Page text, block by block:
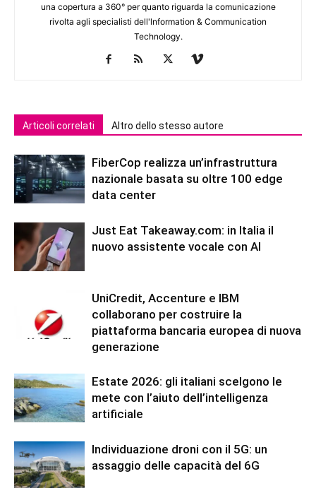
una copertura a 360° per quanto riguarda la comunicazione
rivolta agli specialisti dell'lnformation & Communication
Technology.
Articoli correlati Altro dello stesso autore
FiberCop realizza un’infrastruttura
nazionale basata su oltre 100 edge
data center
Just Eat Takeaway.com: in Italia il
nuovo assistente vocale con AI
UniCredit, Accenture e IBM
collaborano per costruire la
piattaforma bancaria europea di nuova
generazione
Estate 2026: gli italiani scelgono le
mete con l’aiuto dell’intelligenza
artificiale
Individuazione droni con il 5G: un
assaggio delle capacità del 6G